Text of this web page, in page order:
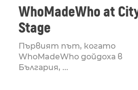
WhoMadeWho at
Stage
Първият път, когато
WhoMadeWho дойдоха в
България, ...